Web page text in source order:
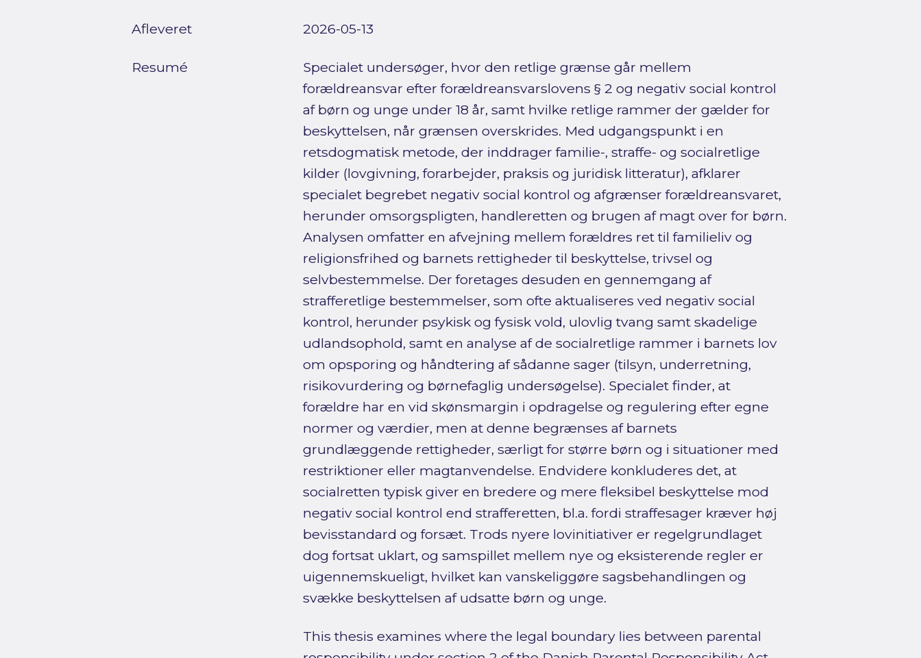
Afleveret 2026-05-13
Resumé
Specialet undersøger, hvor den retlige grænse går mellem
forældreansvar efter forældreansvarslovens § 2 og negativ social kontrol
af børn og unge under 18 år, samt hvilke retlige rammer der gælder for
beskyttelsen, når grænsen overskrides. Med udgangspunkt i en
retsdogmatisk metode, der inddrager familie-, straffe- og socialretlige
kilder (lovgivning, forarbejder, praksis og juridisk litteratur), afklarer
specialet begrebet negativ social kontrol og afgrænser forældreansvaret,
herunder omsorgspligten, handleretten og brugen af magt over for børn.
Analysen omfatter en afvejning mellem forældres ret til familieliv og
religionsfrihed og barnets rettigheder til beskyttelse, trivsel og
selvbestemmelse. Der foretages desuden en gennemgang af
strafferetlige bestemmelser, som ofte aktualiseres ved negativ social
kontrol, herunder psykisk og fysisk vold, ulovlig tvang samt skadelige
udlandsophold, samt en analyse af de socialretlige rammer i barnets lov
om opsporing og håndtering af sådanne sager (tilsyn, underretning,
risikovurdering og børnefaglig undersøgelse). Specialet finder, at
forældre har en vid skønsmargin i opdragelse og regulering efter egne
normer og værdier, men at denne begrænses af barnets
grundlæggende rettigheder, særligt for større børn og i situationer med
restriktioner eller magtanvendelse. Endvidere konkluderes det, at
socialretten typisk giver en bredere og mere fleksibel beskyttelse mod
negativ social kontrol end strafferetten, bl.a. fordi straffesager kræver høj
bevisstandard og forsæt. Trods nyere lovinitiativer er regelgrundlaget
dog fortsat uklart, og samspillet mellem nye og eksisterende regler er
uigennemskueligt, hvilket kan vanskeliggøre sagsbehandlingen og
svække beskyttelsen af udsatte børn og unge.
This thesis examines where the legal boundary lies between parental